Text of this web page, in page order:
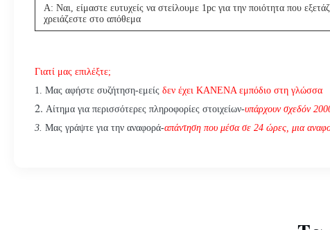
Α: Ναι, είμαστε ευτυχείς να στείλουμε 1pc για την ποιότητα που
χρειάζεστε στο απόθεμα
Γιατί μας επιλέξτε;
1. Μας αφήστε συζήτηση-εμείς δεν έχει ΚΑΝΕΝΑ εμπόδιο στη γλώσσα
2. Αίτημα για περισσότερες πληροφορίες στοιχείων-υπάρχουν σχεδόν
3. Μας γράψτε για την αναφορά-απάντηση που μέσα σε 24 ώρες, μια